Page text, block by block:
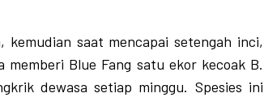
kemudian saat mencapai setengah inci,
memberi Blue Fang satu ekor kecoak B.
dewasa setiap minggu. Spesies ini